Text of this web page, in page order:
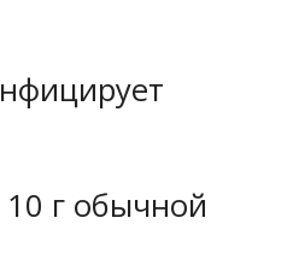
г обычной